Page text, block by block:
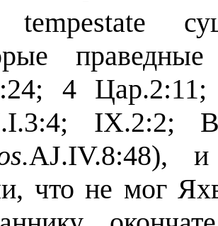
4
IX.2:2;
AJ.IV.8:48),
что не мог